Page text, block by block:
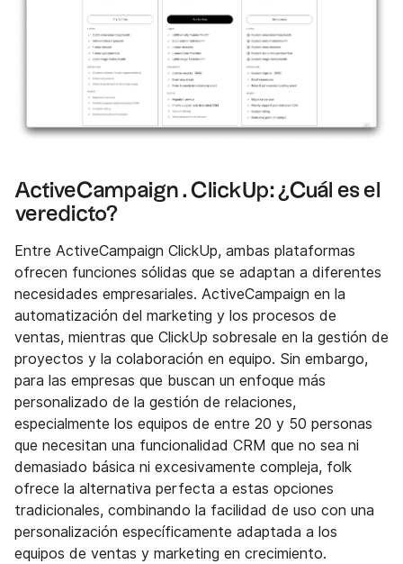
ActiveCampaign . ClickUp: ¿Cuál es el
veredicto?
Entre ActiveCampaign ClickUp, ambas plataformas
ofrecen funciones sólidas que se adaptan a diferentes
necesidades empresariales. ActiveCampaign en la
automatización del marketing y los procesos de
ventas, mientras que ClickUp sobresale en la gestión de
proyectos y la colaboración en equipo. Sin embargo,
para las empresas que buscan un enfoque más
personalizado de la gestión de relaciones,
especialmente los equipos de entre 20 y 50 personas
que necesitan una funcionalidad CRM que no sea ni
demasiado básica ni excesivamente compleja, folk
ofrece la alternativa perfecta a estas opciones
tradicionales, combinando la facilidad de uso con una
personalización específicamente adaptada a los
equipos de ventas y marketing en crecimiento.